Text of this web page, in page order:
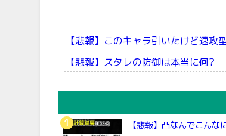
【悲報】このキャラ引いたけど速攻
【悲報】スタレの防御は本当に何?
【悲報】凸なんでこん